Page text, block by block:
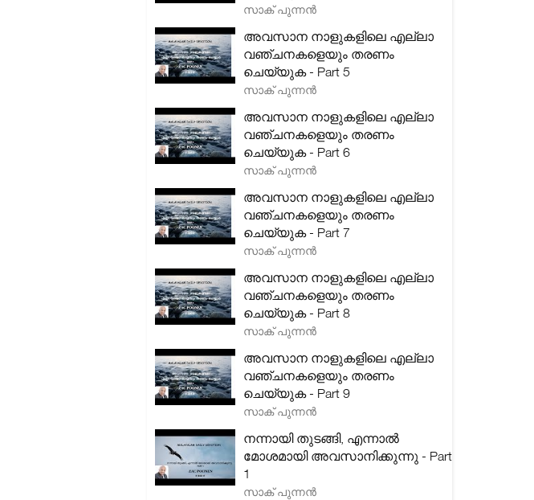
സാക് പുന്നൻ
അവസാന നാളുകളിലെ എല്ലാ
വഞ്ചനകളെയും തരണം
ചെയ്യുക - Part 5
സാക് പുന്നൻ
അവസാന നാളുകളിലെ എല്ലാ
വഞ്ചനകളെയും തരണം
ചെയ്യുക - Part 6
സാക് പുന്നൻ
അവസാന നാളുകളിലെ എല്ലാ
വഞ്ചനകളെയും തരണം
ചെയ്യുക - Part 7
സാക് പുന്നൻ
അവസാന നാളുകളിലെ എല്ലാ
വഞ്ചനകളെയും തരണം
ചെയ്യുക - Part 8
സാക് പുന്നൻ
അവസാന നാളുകളിലെ എല്ലാ
വഞ്ചനകളെയും തരണം
ചെയ്യുക - Part 9
സാക് പുന്നൻ
നന്നായി തുടങ്ങി, എന്നാൽ
മോശമായി അവസാനിക്കുന്നു - Part
1
സാക് പുന്നൻ